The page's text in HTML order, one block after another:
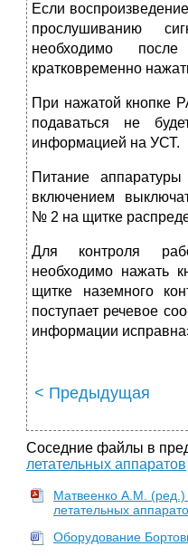
Если
прослушиванию
необходимо
кратковременно
При нажатой кнопке
подаваться не
информацией на УСТ.
Питание
включением
№ 2 на щитке
Для контроля
необходимо нажать
щитке наземного
поступает речевое
информации
< Предыдущая
Соседние файлы в
летательных аппаратов
Матвеенко А.М.
летательных
Оборудование